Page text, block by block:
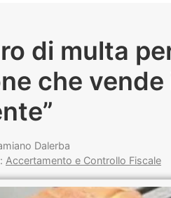
di multa
che
Dalerba
Accertamento e Controllo Fiscale